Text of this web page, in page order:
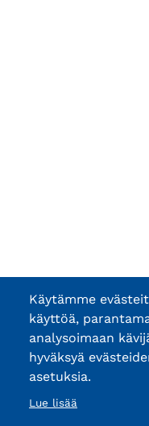
Käytämme
käyttöä,
analysoimaan
hyväksyä
asetuksia.
Lue lisää